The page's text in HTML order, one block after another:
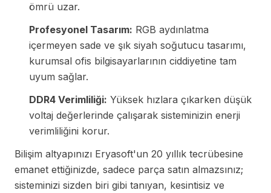
ömrü uzar.
Profesyonel Tasarım: RGB aydınlatma
içermeyen sade ve şık siyah soğutucu tasarımı,
kurumsal ofis bilgisayarlarının ciddiyetine tam
uyum sağlar.
DDR4 Verimliliği: Yüksek hızlara çıkarken düşük
voltaj değerlerinde çalışarak sisteminizin enerji
verimliliğini korur.
Bilişim altyapınızı Eryasoft'un 20 yıllık tecrübesine
emanet ettiğinizde, sadece parça satın almazsınız;
sisteminizi sizden biri gibi tanıyan, kesintisiz ve